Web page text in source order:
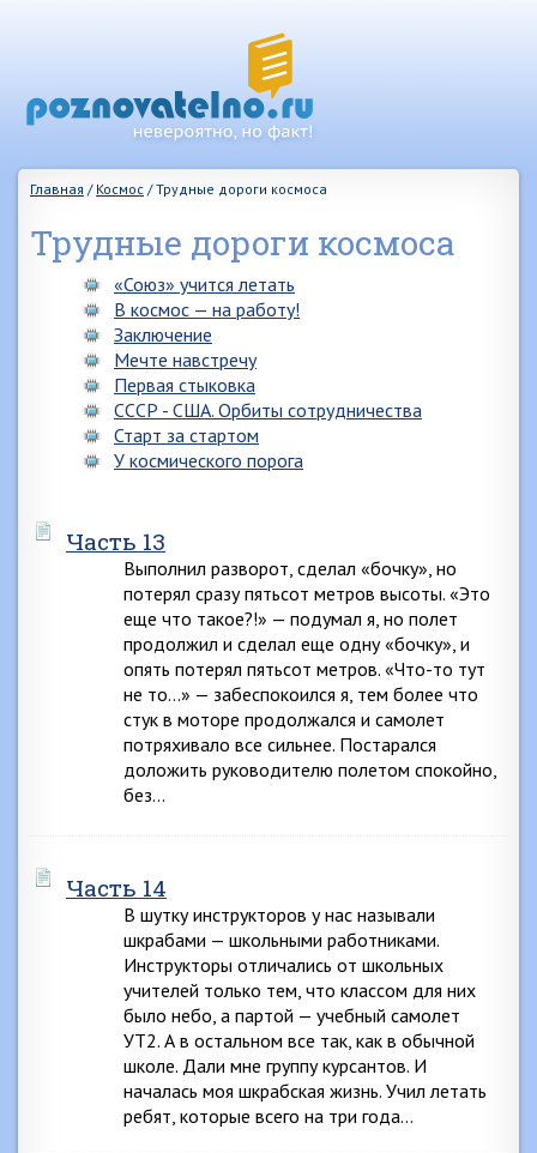
Главная / Космос /Трудные дороги космоса
Трудные дороги космоса
«Союз» учится летать
В космос — на работу!
Заключение
Мечте навстречу
Первая стыковка
СССР - США. Орбиты сотрудничества
Старт за стартом
У космического порога
Часть 13
Выполнил разворот, сделал «бочку», но
потерял сразу пятьсот метров высоты. «Это
еще что такое?!» — подумал я, но полет
продолжил и сделал еще одну «бочку», и
опять потерял пятьсот метров. «Что-то тут
не то…» — забеспокоился я, тем более что
стук в моторе продолжался и самолет
потряхивало все сильнее. Постарался
доложить руководителю полетом спокойно,
без…
Часть 14
В шутку инструкторов у нас называли
шкрабами — школьными работниками.
Инструкторы отличались от школьных
учителей только тем, что классом для них
было небо, а партой — учебный самолет
УТ2. А в остальном все так, как в обычной
школе. Дали мне группу курсантов. И
началась моя шкрабская жизнь. Учил летать
ребят, которые всего на три года…